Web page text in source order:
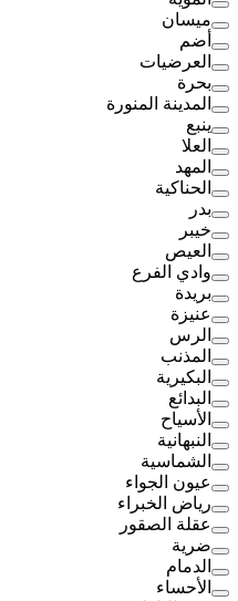
ميسان
أضم
العرضيات
بحرة
المدينة المنورة
ينبع
العلا
المهد
الحناكية
بدر
خيبر
العيص
وادي الفرع
بريدة
عنيزة
الرس
المذنب
البكيرية
البدائع
الأسياح
النبهانية
الشماسية
عيون الجواء
رياض الخبراء
عقلة الصقور
ضرية
الدمام
الأحساء